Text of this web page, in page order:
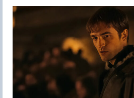
a
d